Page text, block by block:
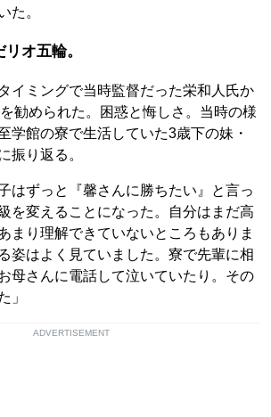
た。
オ五輪。
イミングで当時監督だった栄和人氏か
勧められた。困惑と悔しさ。当時の様
学館の寮で生活していた3歳下の妹・
振り返る。
はずっと『馨さんに勝ちたい』と言っ
を変えることになった。自分はまだ高
まり理解できていないところもありま
姿はよく見ていました。寮で先輩に相
母さんに電話して泣いていたり。その
」
ADVERTISEMENT